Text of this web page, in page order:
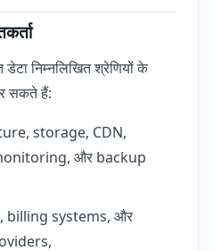
निम्नलिखित श्रेणियों के
सकते हैं:
storage, CDN,
और backup
billing systems, और